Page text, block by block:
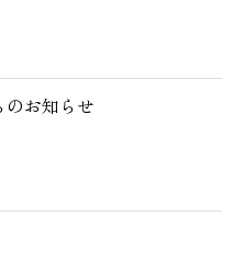
のお知らせ